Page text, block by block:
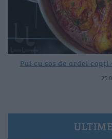
Pui cu sos de ardei